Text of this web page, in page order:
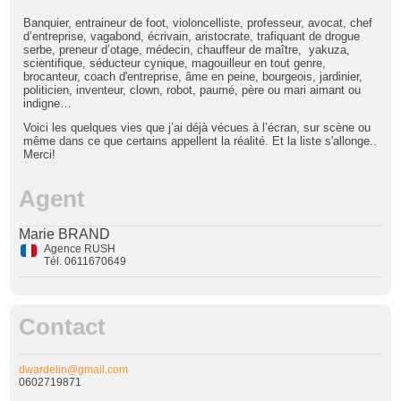
Banquier,entraineur de foot, violoncelliste,professeur, avocat, chef
d’entreprise, vagabond, écrivain, aristocrate, trafiquant de drogue
serbe, preneur d’otage, médecin, chauffeur de maître, yakuza,
scientifique, séducteur cynique, magouilleur en tout genre,
brocanteur, coach d'entreprise, âme en peine, bourgeois, jardinier,
politicien, inventeur, clown, robot, paumé, père ou mari aimant ou
indigne…
Voici les quelques vies que j’ai déjà vécues à l’écran, sur scène ou
même dans ce que certains appellent la réalité. Et la liste s'allonge..
Merci!
Agent
Marie BRAND
Agence RUSH
Tél. 0611670649
Contact
dwardelin@gmail.com
0602719871